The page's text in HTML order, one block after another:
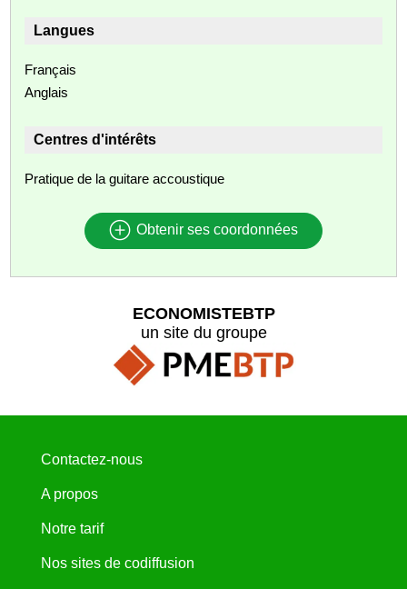
Langues
Français
Anglais
Centres d'intérêts
Pratique de la guitare accoustique
Obtenir ses coordonnées
ECONOMISTEBTP
un site du groupe
Contactez-nous
A propos
Notre tarif
Nos sites de codiffusion